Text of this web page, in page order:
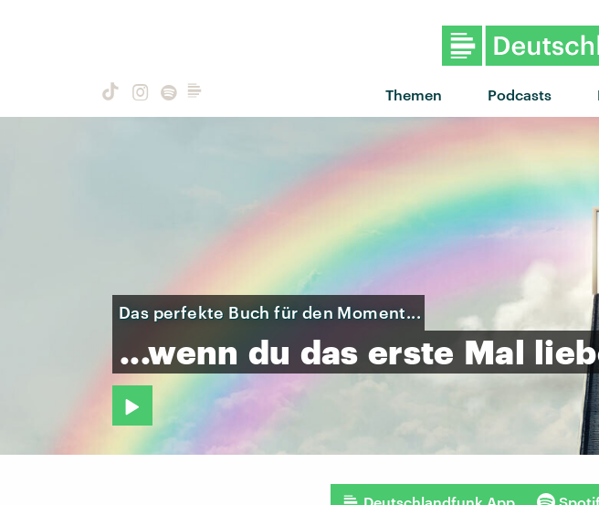
Themen Podcasts
Das perfekte Buch für den Moment...
...wenn du das erste Mal